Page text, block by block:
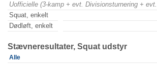
Uofficielle (3-kamp + evt. Divisionsturnering +
Squat, enkelt
Dødløft, enkelt
Stævneresultater, Squat udstyr
Alle